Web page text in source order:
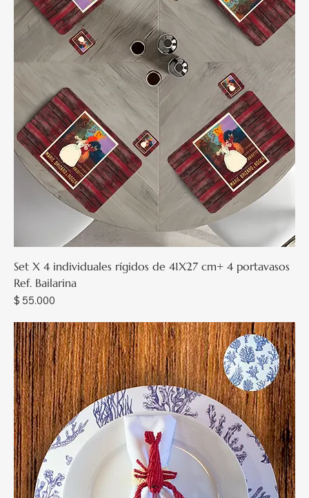
Set X 4 individuales rígidos de 41X27 cm+ 4 portavasos
Ref. Bailarina
Precio
$ 55.000